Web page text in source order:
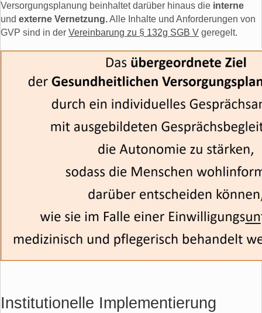
Versorgungsplanung beinhaltet darüber hinaus die interne
und externe Vernetzung.Alle Inhalte und Anforderungen von
GVP sind in der Vereinbarung zu § 132g SGB V geregelt.
Institutionelle Implementierung